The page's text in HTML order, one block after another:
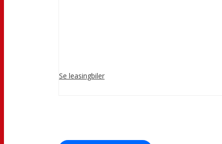
Se leasingbiler